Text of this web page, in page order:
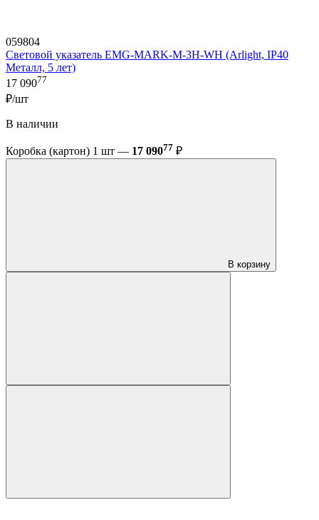
059804
Световой указатель EMG-MARK-M-3H-WH (Arlight, IP40
Металл, 5 лет)
17 09077
₽/шт
В наличии
Коробка (картон) 1 шт — 17 09077 ₽
В корзину